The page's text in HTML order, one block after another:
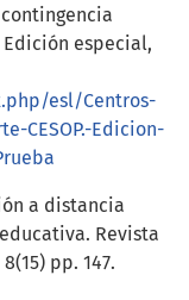
Edición especial,
esl/Centros-
CESOP.-Edicion-
a distancia
Revista
pp. 147.